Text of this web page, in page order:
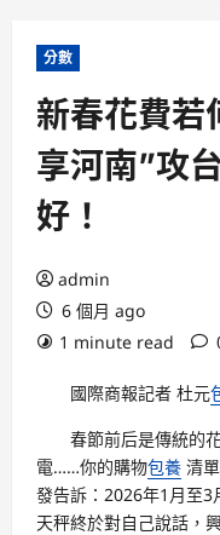
分數
新春花費若
享河南”攻
好！
admin
6 個月 ago
1 minute read
國際商報記者 杜元
春節前后是傳統的
電……你的購物包養 清
發告訴：2026年1月至3
天秤終於對自己說話，